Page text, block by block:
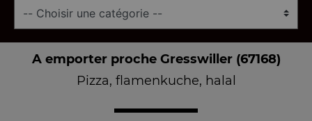
A emporter proche Gresswiller (67168)
Pizza, flamenkuche, halal